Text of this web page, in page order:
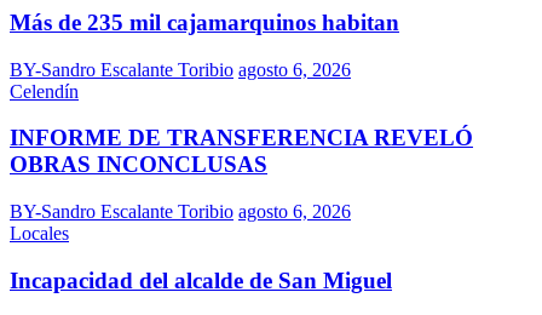
Más de 235 mil cajamarquinos habitan
BY-Sandro Escalante Toribio agosto 6, 2026
Celendín
INFORME DE TRANSFERENCIA REVELÓ
OBRAS INCONCLUSAS
BY-Sandro Escalante Toribio agosto 6, 2026
Locales
Incapacidad del alcalde de San Miguel